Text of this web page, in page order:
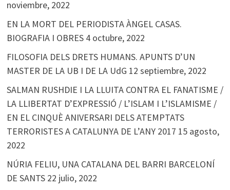
noviembre, 2022
EN LA MORT DEL PERIODISTA ÀNGEL CASAS.
BIOGRAFIA I OBRES 4 octubre, 2022
FILOSOFIA DELS DRETS HUMANS. APUNTS D’UN
MASTER DE LA UB I DE LA UdG 12 septiembre, 2022
SALMAN RUSHDIE I LA LLUITA CONTRA EL FANATISME /
LA LLIBERTAT D’EXPRESSIÓ / L’ISLAM I L’ISLAMISME /
EN EL CINQUÈ ANIVERSARI DELS ATEMPTATS
TERRORISTES A CATALUNYA DE L’ANY 2017 15 agosto,
2022
NÚRIA FELIU, UNA CATALANA DEL BARRI BARCELONÍ
DE SANTS 22 julio, 2022